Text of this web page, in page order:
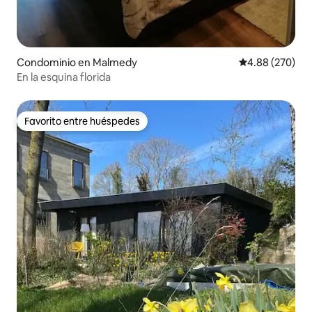
Condominio en Malmedy Calificación
4.88 (270)
En la esquina florida
Favorito entre huéspedes
Favorito entre huéspedes